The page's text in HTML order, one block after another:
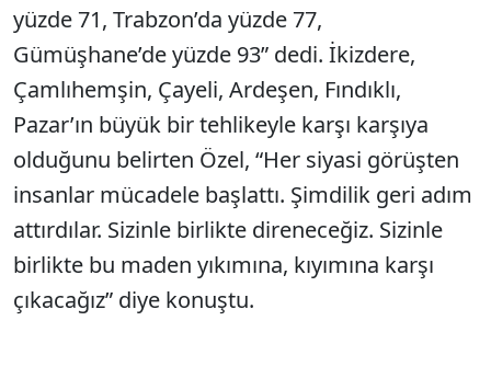
yüzde 71, Trabzon’da yüzde 77,
Gümüşhane’de yüzde 93” dedi. İkizdere,
Çamlıhemşin, Çayeli, Ardeşen, Fındıklı,
Pazar’ın büyük bir tehlikeyle karşı karşıya
olduğunu belirten Özel, “Her siyasi görüşten
insanlar mücadele başlattı. Şimdilik geri adım
attırdılar. Sizinle birlikte direneceğiz. Sizinle
birlikte bu maden yıkımına, kıyımına karşı
çıkacağız” diye konuştu.